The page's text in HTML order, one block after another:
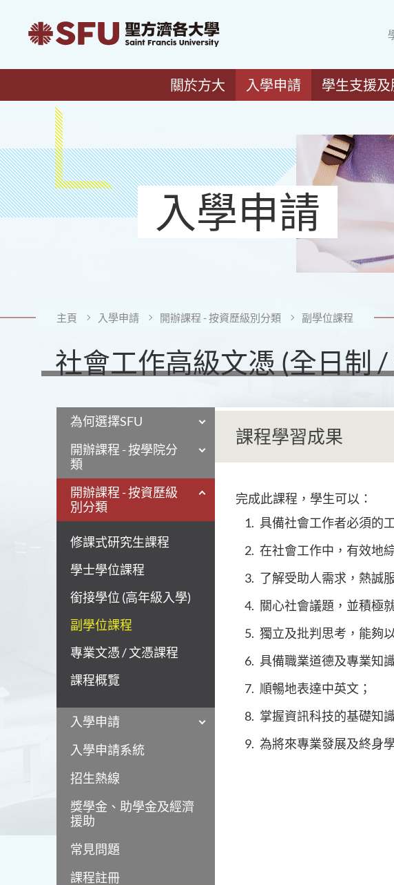
關於方大 入學申請 學生支援
入學申請
主頁 入學申請 開辦課程 - 按資歷級別分類 副學位課程
社會工作高級文憑 (全日制
為何選擇SFU
開辦課程 - 按學院分
類
開辦課程 - 按資歷級
別分類
修課式研究生課程
學士學位課程
銜接學位 (高年級入學)
副學位課程
專業文憑 / 文憑課程
課程概覽
入學申請
入學申請系統
招生熱線
獎學金、助學金及經濟
援助
常見問題
課程註冊
課程學習成果
完成此課程，學生可以：
具備社會工作者必須的
在社會工作中，有效地
了解受助人需求，熱誠
關心社會議題，並積極
獨立及批判思考，能夠
具備職業道德及專業知
順暢地表達中英文；
掌握資訊科技的基礎知
為將來專業發展及終身